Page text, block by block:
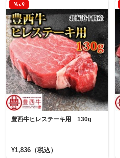
No.9
豊西牛ヒレステーキ用 130g
¥1,836（税込）